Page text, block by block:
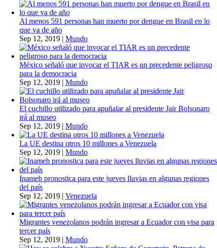
Al menos 591 personas han muerto por dengue en Brasil en lo
que va de año
Sep 12, 2019 | Mundo
México señaló que invocar el TIAR es un precedente peligroso
para la democracia
Sep 12, 2019 | Mundo
El cuchillo utilizado para apuñalar al presidente Jair Bolsonaro
irá al museo
Sep 12, 2019 | Mundo
La UE destina otros 10 millones a Venezuela
Sep 12, 2019 | Mundo
Inameh pronostica para este jueves lluvias en algunas regiones
del país
Sep 12, 2019 | Venezuela
Migrantes venezolanos podrán ingresar a Ecuador con visa para
tercer país
Sep 12, 2019 | Mundo